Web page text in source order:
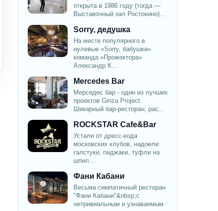
открыта в 1986 году (тогда —
Выставочный зал Ростокино)...
Sorry, дедушка
На месте популярного в
нулевые «Sorry, бабушка»
команда «Прожектора»
Александр К...
Mercedes Bar
Мерседес бар - один из лучших
проектов Ginza Project.
Шикарный бар-ресторан, рас...
ROCKSTAR Cafe&Bar
Устали от дресс-кода
московских клубов, надоели
галстуки, пиджаки, туфли на
шпил...
Фани Кабани
Весьма симпатичный ресторан
"Фани Кабани"&nbsp;с
нетривиальным и узнаваемым